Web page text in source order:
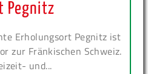
Pegnitz
Erholungsort Pegnitz ist
zur Fränkischen Schweiz.
und...